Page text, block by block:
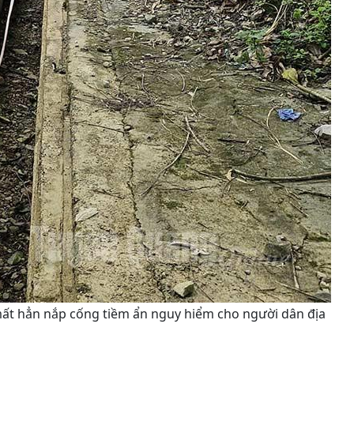
hẳn nắp cống tiềm ẩn nguy hiểm cho người dân địa